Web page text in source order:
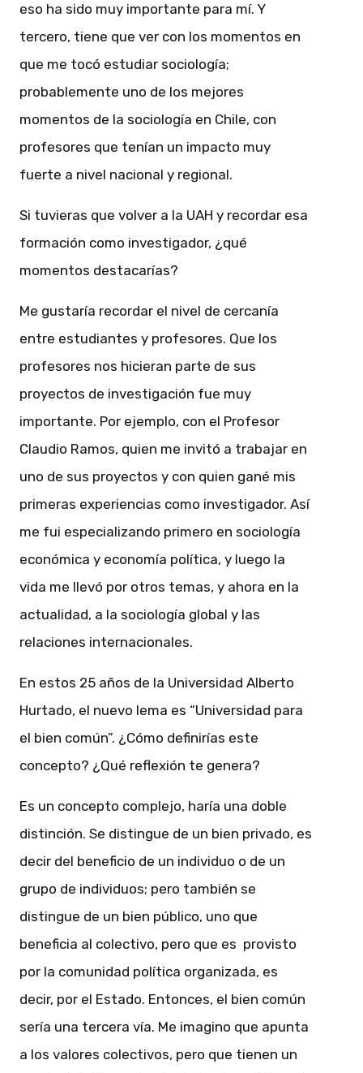
eso ha sido muy importante para mí. Y
tercero, tiene que ver con los momentos en
que me tocó estudiar sociología;
probablemente uno de los mejores
momentos de la sociología en Chile, con
profesores que tenían un impacto muy
fuerte a nivel nacional y regional.
Si tuvieras que volver a la UAH y recordar esa
formación como investigador, ¿qué
momentos destacarías?
Me gustaría recordar el nivel de cercanía
entre estudiantes y profesores. Que los
profesores nos hicieran parte de sus
proyectos de investigación fue muy
importante. Por ejemplo, con el Profesor
Claudio Ramos, quien me invitó a trabajar en
uno de sus proyectos y con quien gané mis
primeras experiencias como investigador. Así
me fui especializando primero en sociología
económica y economía política, y luego la
vida me llevó por otros temas, y ahora en la
actualidad, a la sociología global y las
relaciones internacionales.
En estos 25 años de la Universidad Alberto
Hurtado, el nuevo lema es “Universidad para
el bien común”. ¿Cómo definirías este
concepto? ¿Qué reflexión te genera?
Es un concepto complejo, haría una doble
distinción. Se distingue de un bien privado, es
decir del beneficio de un individuo o de un
grupo de individuos; pero también se
distingue de un bien público, uno que
beneficia al colectivo, pero que es provisto
por la comunidad política organizada, es
decir, por el Estado. Entonces, el bien común
sería una tercera vía. Me imagino que apunta
a los valores colectivos, pero que tienen un